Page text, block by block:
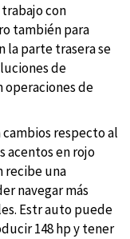
con
también para
la parte trasera se
de
operaciones de
respecto al
acentos en rojo
recibe una
navegar más
Estr auto puede
148 hp y tener